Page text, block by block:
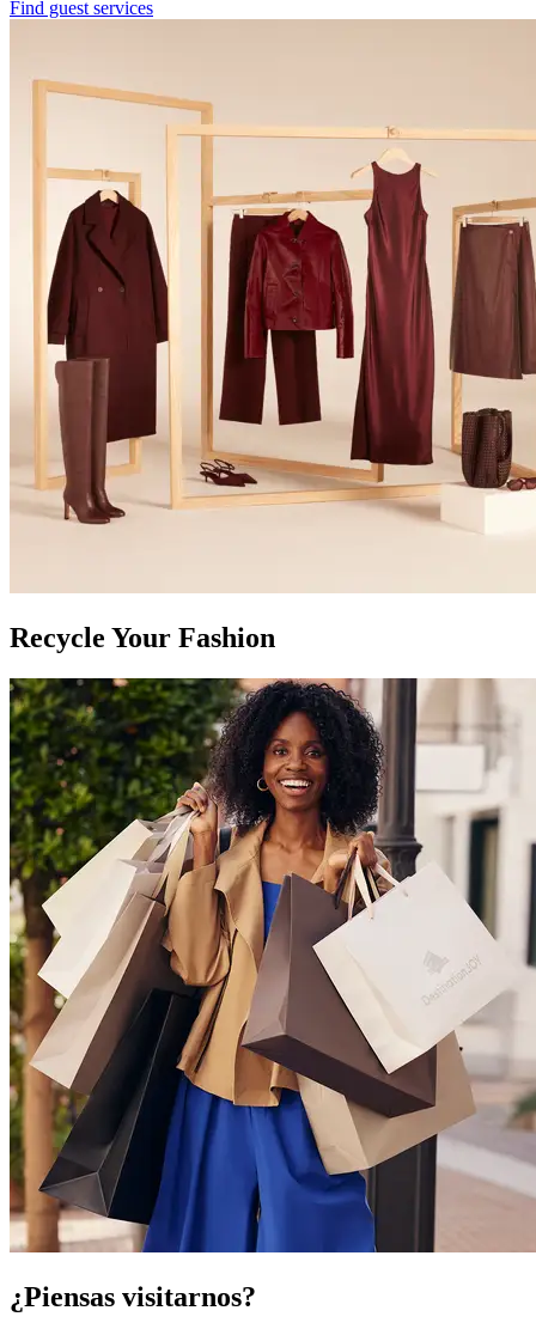
Find guest services
Recycle Your Fashion
¿Piensas visitarnos?